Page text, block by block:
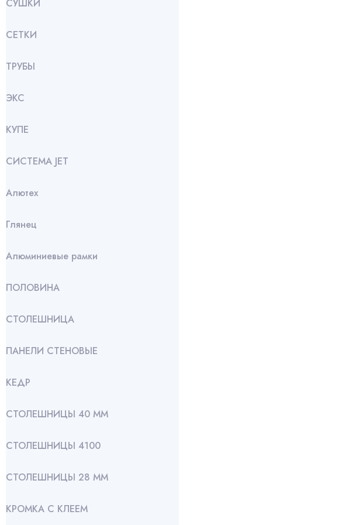
СУШКИ
СЕТКИ
ТРУБЫ
ЭКС
КУПЕ
СИСТЕМА JET
Алютех
Глянец
Алюминиевые рамки
ПОЛОВИНА
СТОЛЕШНИЦА
ПАНЕЛИ СТЕНОВЫЕ
КЕДР
СТОЛЕШНИЦЫ 40 ММ
СТОЛЕШНИЦЫ 4100
СТОЛЕШНИЦЫ 28 ММ
КРОМКА С КЛЕЕМ